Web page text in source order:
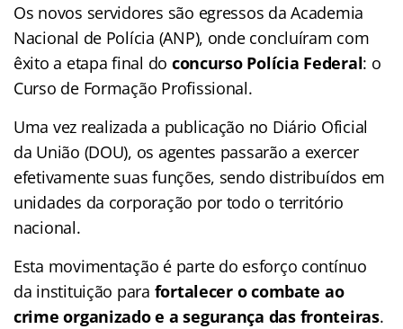
Os novos servidores são egressos da Academia
Nacional de Polícia (ANP), onde concluíram com
êxito a etapa final do concurso Polícia Federal: o
Curso de Formação Profissional.
Uma vez realizada a publicação no Diário Oficial
da União (DOU), os agentes passarão a exercer
efetivamente suas funções, sendo distribuídos em
unidades da corporação por todo o território
nacional.
Esta movimentação é parte do esforço contínuo
da instituição para fortalecer o combate ao
crime organizado e a segurança das fronteiras.